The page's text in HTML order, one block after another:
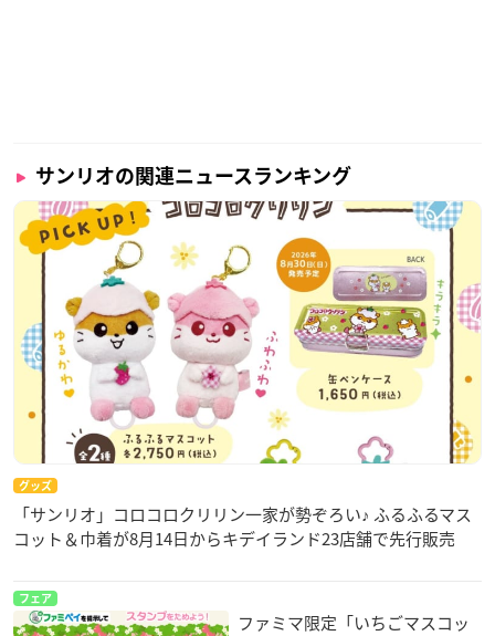
サンリオの関連ニュースランキング
グッズ
「サンリオ」コロコロクリリン一家が勢ぞろい♪ ふるふるマス
コット＆巾着が8月14日からキデイランド23店舗で先行販売
フェア
ファミマ限定「いちごマスコッ